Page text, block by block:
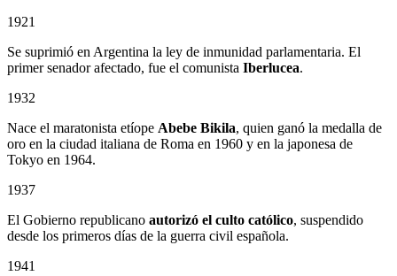
1921
Se suprimió en Argentina la ley de inmunidad parlamentaria. El
primer senador afectado, fue el comunista Iberlucea.
1932
Nace el maratonista etíope Abebe Bikila, quien ganó la medalla de
oro en la ciudad italiana de Roma en 1960 y en la japonesa de
Tokyo en 1964.
1937
El Gobierno republicano autorizó el culto católico, suspendido
desde los primeros días de la guerra civil española.
1941